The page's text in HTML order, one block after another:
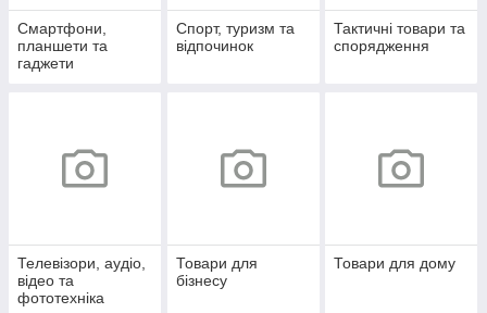
Смартфони,
планшети та
гаджети
Спорт, туризм та
відпочинок
Тактичні товари та
спорядження
Телевізори, аудіо,
відео та
фототехніка
Товари для
бізнесу
Товари для дому